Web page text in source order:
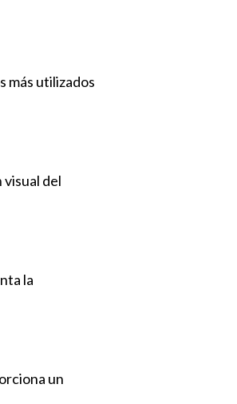
más utilizados
del
la
un